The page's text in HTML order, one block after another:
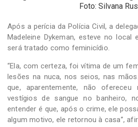
Foto: Silvana
Após a perícia da Polícia Civil, a
Madeleine Dykeman, esteve no
será tratado como feminicídio.
“Ela, com certeza, foi vítima de um
lesões na nuca, nos seios, nas
que, aparentemente, não ofereceu
vestígios de sangue no banheiro,
entender é que, após o crime, ele
algum motivo, ele retornou à casa”,